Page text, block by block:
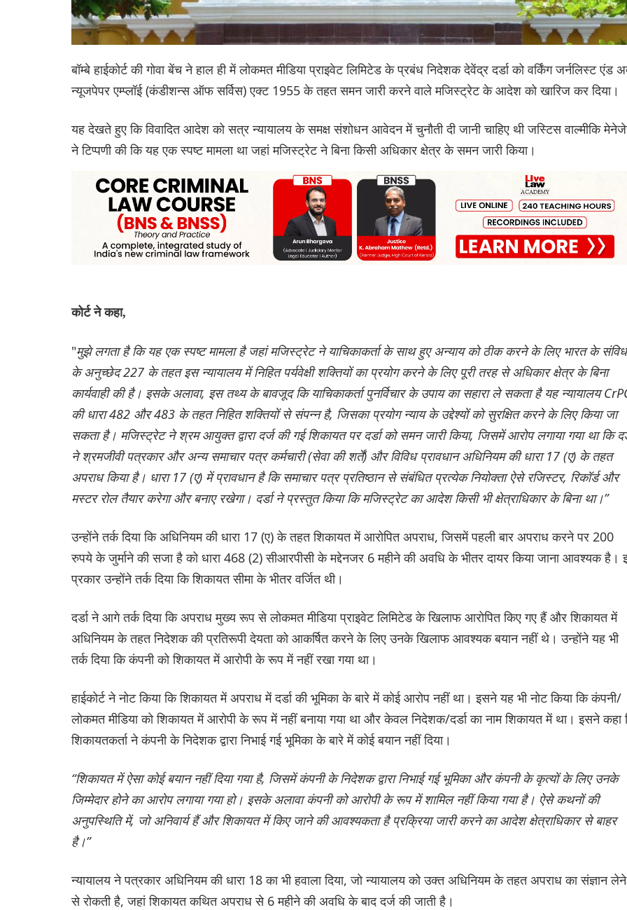
बॉम्बे हाईकोर्ट की गोवा बेंच ने हाल ही में लोकमत मीडिया प्राइवेट लिमिटेड के प्रबंध निदेशक देवेंद्र दर्डा को वर्किंग जर्नलिस्ट एंड
न्यूजपेपर एम्प्लॉई (कंडीशन्स ऑफ सर्विस) एक्ट 1955 के तहत समन जारी करने वाले मजिस्ट्रेट के आदेश को खारिज कर दिया।
यह देखते हुए कि विवादित आदेश को सत्र न्यायालय के समक्ष संशोधन आवेदन में चुनौती दी जानी चाहिए थी जस्टिस वाल्मीकि
ने टिप्पणी की कि यह एक स्पष्ट मामला था जहां मजिस्ट्रेट ने बिना किसी अधिकार क्षेत्र के समन जारी किया।
कोर्ट ने कहा,
"मुझे लगता है कि यह एक स्पष्ट मामला है जहां मजिस्ट्रेट ने याचिकाकर्ता के साथ हुए अन्याय को ठीक करने के लिए भारत के
के अनुच्छेद 227 के तहत इस न्यायालय में निहित पर्यवेक्षी शक्तियों का प्रयोग करने के लिए पूरी तरह से अधिकार क्षेत्र के बिना
कार्यवाही की है। इसके अलावा, इस तथ्य के बावजूद कि याचिकाकर्ता पुनर्विचार के उपाय का सहारा ले सकता है यह न्यायालय
की धारा 482 और 483 के तहत निहित शक्तियों से संपन्न है, जिसका प्रयोग न्याय के उद्देश्यों को सुरक्षित करने के लिए किया जा
सकता है। मजिस्ट्रेट ने श्रम आयुक्त द्वारा दर्ज की गई शिकायत पर दर्डा को समन जारी किया, जिसमें आरोप लगाया गया था कि
ने श्रमजीवी पत्रकार और अन्य समाचार पत्र कर्मचारी (सेवा की शर्तें) और विविध प्रावधान अधिनियम की धारा 17 (ए) के तहत
अपराध किया है। धारा 17 (ए) में प्रावधान है कि समाचार पत्र प्रतिष्ठान से संबंधित प्रत्येक नियोक्ता ऐसे रजिस्टर, रिकॉर्ड और
मस्टर रोल तैयार करेगा और बनाए रखेगा। दर्डा ने प्रस्तुत किया कि मजिस्ट्रेट का आदेश किसी भी क्षेत्राधिकार के बिना था।”
उन्होंने तर्क दिया कि अधिनियम की धारा 17 (ए) के तहत शिकायत में आरोपित अपराध, जिसमें पहली बार अपराध करने पर 200
रुपये के जुर्माने की सजा है को धारा 468 (2) सीआरपीसी के मद्देनजर 6 महीने की अवधि के भीतर दायर किया जाना आवश्यक है।
प्रकार उन्होंने तर्क दिया कि शिकायत सीमा के भीतर वर्जित थी।
दर्डा ने आगे तर्क दिया कि अपराध मुख्य रूप से लोकमत मीडिया प्राइवेट लिमिटेड के खिलाफ आरोपित किए गए हैं और शिकायत में
अधिनियम के तहत निदेशक की प्रतिरूपी देयता को आकर्षित करने के लिए उनके खिलाफ आवश्यक बयान नहीं थे। उन्होंने यह भी
तर्क दिया कि कंपनी को शिकायत में आरोपी के रूप में नहीं रखा गया था।
हाईकोर्ट ने नोट किया कि शिकायत में अपराध में दर्डा की भूमिका के बारे में कोई आरोप नहीं था। इसने यह भी नोट किया कि कंपनी/
लोकमत मीडिया को शिकायत में आरोपी के रूप में नहीं बनाया गया था और केवल निदेशक/दर्डा का नाम शिकायत में था। इसने कहा
शिकायतकर्ता ने कंपनी के निदेशक द्वारा निभाई गई भूमिका के बारे में कोई बयान नहीं दिया।
“शिकायत में ऐसा कोई बयान नहीं दिया गया है, जिसमें कंपनी के निदेशक द्वारा निभाई गई भूमिका और कंपनी के कृत्यों के लिए उनके
जिम्मेदार होने का आरोप लगाया गया हो। इसके अलावा कंपनी को आरोपी के रूप में शामिल नहीं किया गया है। ऐसे कथनों की
अनुपस्थिति में, जो अनिवार्य हैं और शिकायत में किए जाने की आवश्यकता है प्रक्रिया जारी करने का आदेश क्षेत्राधिकार से बाहर
है।”
न्यायालय ने पत्रकार अधिनियम की धारा 18 का भी हवाला दिया, जो न्यायालय को उक्त अधिनियम के तहत अपराध का संज्ञान लेने
से रोकती है, जहां शिकायत कथित अपराध से 6 महीने की अवधि के बाद दर्ज की जाती है।